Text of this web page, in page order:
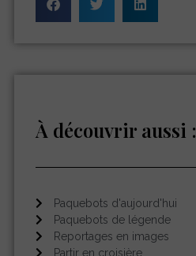
À découvrir aussi :
Paquebots d'aujourd'hui
Paquebots de légende
Reportages en images
Partir en croisière